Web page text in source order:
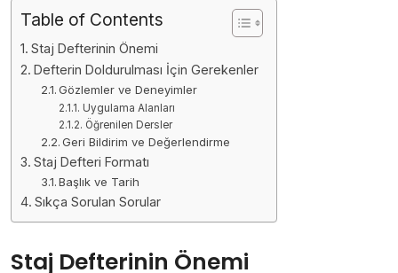
Table of Contents
Staj Defterinin Önemi
Defterin Doldurulması İçin Gerekenler
Gözlemler ve Deneyimler
Uygulama Alanları
Öğrenilen Dersler
Geri Bildirim ve Değerlendirme
Staj Defteri Formatı
Başlık ve Tarih
Sıkça Sorulan Sorular
Staj Defterinin Önemi